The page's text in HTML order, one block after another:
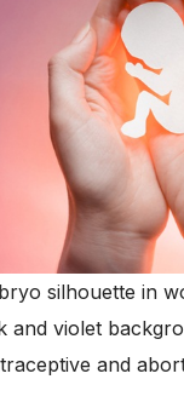
silhouette in
and violet
and